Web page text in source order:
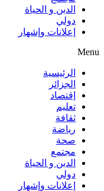
الدين و الحياة
دولي
إعلانات وإشهار
Menu
الرئيسية
الجزائر
إقتصاد
تعليم
ثقافة
رياضة
صحة
مجتمع
الدين و الحياة
دولي
إعلانات وإشهار